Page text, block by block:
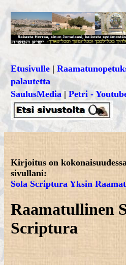
Etusivulle |
palautetta
SaulusMedia |Petri -
Kirjoitus on
sivullani:
Sola Scriptura Yksin
Raamatullinen
Scriptura